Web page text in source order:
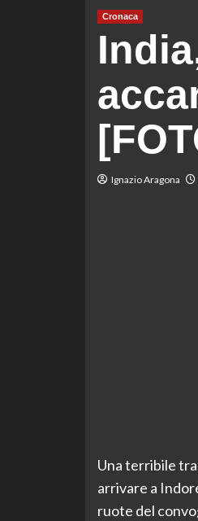
Cronaca
Ignazio Aragona
Una terribile
arrivare a
ruote del